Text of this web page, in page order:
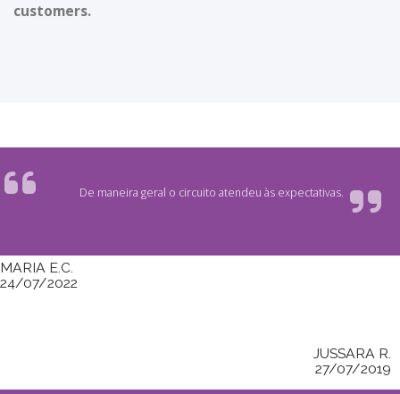
customers.
De maneira geral o circuito atendeu às expectativas.
MARIA E.C.
24/07/2022
JUSSARA R.
27/07/2019